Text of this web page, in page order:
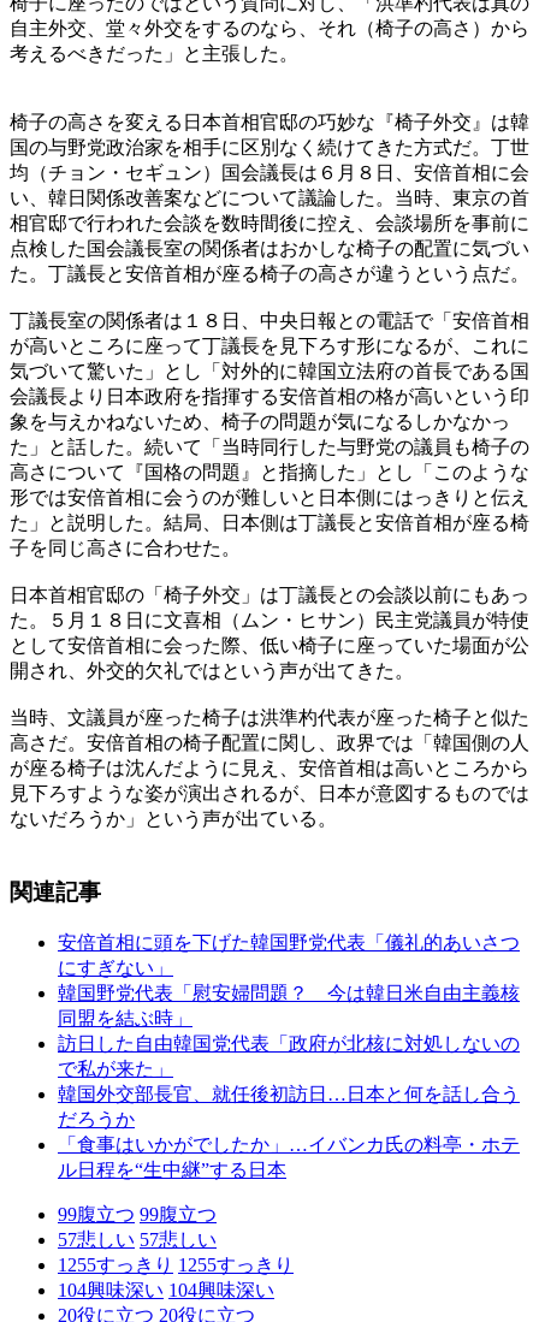
自主外交、堂々外交をするのなら、それ（椅子の高さ）から
考えるべきだった」と主張した。
椅子の高さを変える日本首相官邸の巧妙な『椅子外交』は韓
国の与野党政治家を相手に区別なく続けてきた方式だ。丁世
均（チョン・セギュン）国会議長は６月８日、安倍首相に会
い、韓日関係改善案などについて議論した。当時、東京の首
相官邸で行われた会談を数時間後に控え、会談場所を事前に
点検した国会議長室の関係者はおかしな椅子の配置に気づい
た。丁議長と安倍首相が座る椅子の高さが違うという点だ。
丁議長室の関係者は１８日、中央日報との電話で「安倍首相
が高いところに座って丁議長を見下ろす形になるが、これに
気づいて驚いた」とし「対外的に韓国立法府の首長である国
会議長より日本政府を指揮する安倍首相の格が高いという印
象を与えかねないため、椅子の問題が気になるしかなかっ
た」と話した。続いて「当時同行した与野党の議員も椅子の
高さについて『国格の問題』と指摘した」とし「このような
形では安倍首相に会うのが難しいと日本側にはっきりと伝え
た」と説明した。結局、日本側は丁議長と安倍首相が座る椅
子を同じ高さに合わせた。
日本首相官邸の「椅子外交」は丁議長との会談以前にもあっ
た。５月１８日に文喜相（ムン・ヒサン）民主党議員が特使
として安倍首相に会った際、低い椅子に座っていた場面が公
開され、外交的欠礼ではという声が出てきた。
当時、文議員が座った椅子は洪準杓代表が座った椅子と似た
高さだ。安倍首相の椅子配置に関し、政界では「韓国側の人
が座る椅子は沈んだように見え、安倍首相は高いところから
見下ろすような姿が演出されるが、日本が意図するものでは
ないだろうか」という声が出ている。
関連記事
安倍首相に頭を下げた韓国野党代表「儀礼的あいさつ
にすぎない」
韓国野党代表「慰安婦問題？ 今は韓日米自由主義核
同盟を結ぶ時」
訪日した自由韓国党代表「政府が北核に対処しないの
で私が来た」
韓国外交部長官、就任後初訪日…日本と何を話し合う
だろうか
「食事はいかがでしたか」…イバンカ氏の料亭・ホテ
ル日程を“生中継”する日本
99腹立つ 99腹立つ
57悲しい 57悲しい
1255すっきり 1255すっきり
104興味深い 104興味深い
20役に立つ 20役に立つ